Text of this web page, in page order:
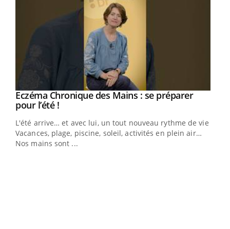
Youtube
Eczéma Chronique des Mains : se préparer
pour l’été !Youtube
L'été arrive… et avec lui, un tout nouveau rythme de vie !
Vacances, plage, piscine, soleil, activités en plein air…
Nos mains sont ...